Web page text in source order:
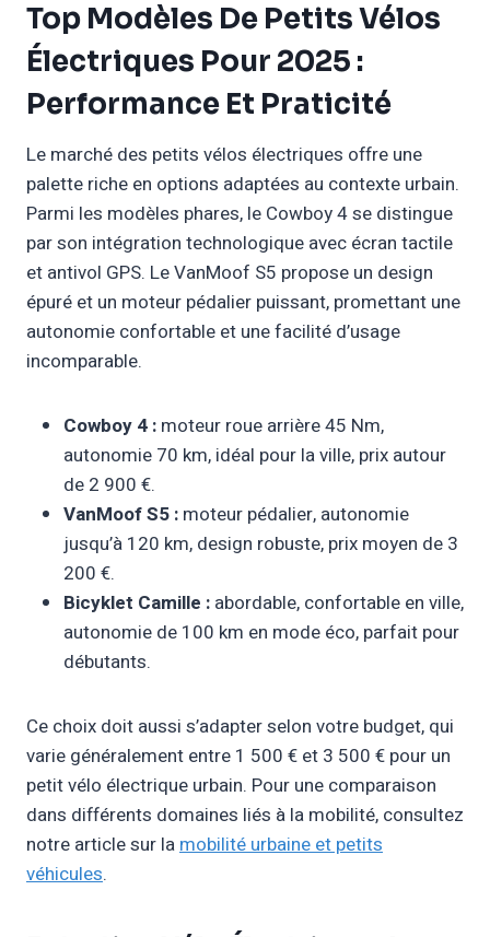
Top Modèles De Petits Vélos
Électriques Pour 2025 :
Performance Et Praticité
Le marché des petits vélos électriques offre une
palette riche en options adaptées au contexte urbain.
Parmi les modèles phares, le Cowboy 4 se distingue
par son intégration technologique avec écran tactile
et antivol GPS. Le VanMoof S5 propose un design
épuré et un moteur pédalier puissant, promettant une
autonomie confortable et une facilité d’usage
incomparable.
Cowboy 4 : moteur roue arrière 45 Nm,
autonomie 70 km, idéal pour la ville, prix autour
de 2 900 €.
VanMoof S5 : moteur pédalier, autonomie
jusqu’à 120 km, design robuste, prix moyen de 3
200 €.
Bicyklet Camille : abordable, confortable en ville,
autonomie de 100 km en mode éco, parfait pour
débutants.
Ce choix doit aussi s’adapter selon votre budget, qui
varie généralement entre 1 500 € et 3 500 € pour un
petit vélo électrique urbain. Pour une comparaison
dans différents domaines liés à la mobilité, consultez
notre article sur lamobilité urbaine et petits
véhicules.